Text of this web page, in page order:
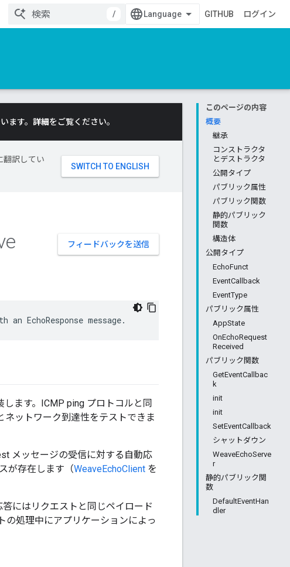
/
GITHUB ログイン
このページの内容
概要
継承
コンストラクタ
とデストラクタ
公開タイプ
パブリック属性
パブリック関数
静的パブリック
関数
構造体
公開タイプ
EchoFunct
EventCallback
EventType
パブリック属性
AppState
OnEchoRequest
Received
パブリック関数
GetEventCallbac
k
init
init
SetEventCallback
シャットダウン
WeaveEchoServe
r
静的パブリック関
数
DefaultEventHan
dler
ます。 詳細をご覧ください。
翻訳してい
フィードバックを送信
EchoResponse message.
ます。ICMP ping プロトコルと同
ネットワーク到達性をテストできま
メッセージの受信に対する自動応
が存在します（WeaveEchoClient を
にはリクエストと同じペイロード
の処理中にアプリケーションによっ